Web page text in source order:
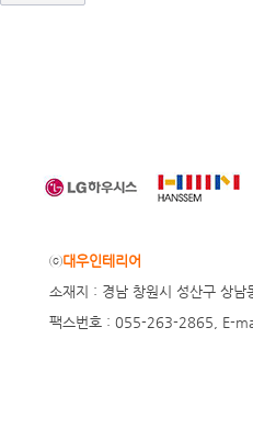
ⓒ대우인테리어
소재지 : 경남 창원시 성산구 상
팩스번호 : 055-263-2865, E-